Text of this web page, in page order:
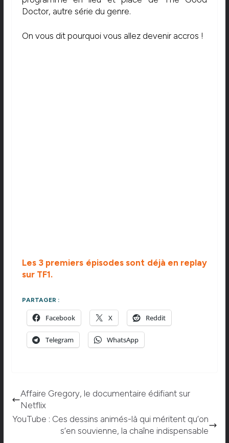
Doctor, autre série du genre.
On vous dit pourquoi vous allez devenir accros !
Les 3 premiers épisodes sont déjà en replay
sur TF1.
PARTAGER :
Facebook X Reddit
Telegram WhatsApp
Affaire Gregory, le documentaire édifiant sur
Netflix
YouTube : Ces dessins animés-là qui méritent qu’on
s’en souvienne, la chaîne indispensable